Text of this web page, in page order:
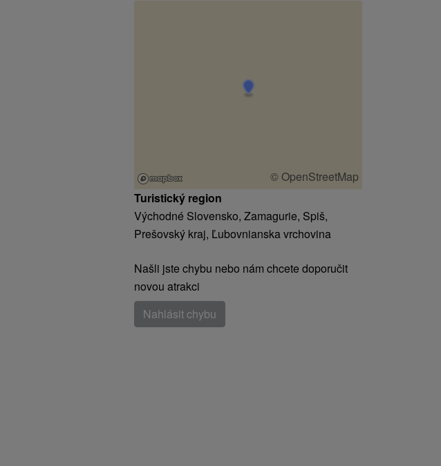
© OpenStreetMap
Turistický region
Východné Slovensko, Zamagurie, Spiš,
Prešovský kraj, Ľubovnianska vrchovina
Našli jste chybu nebo nám chcete doporučit
novou atrakci
Nahlásit chybu